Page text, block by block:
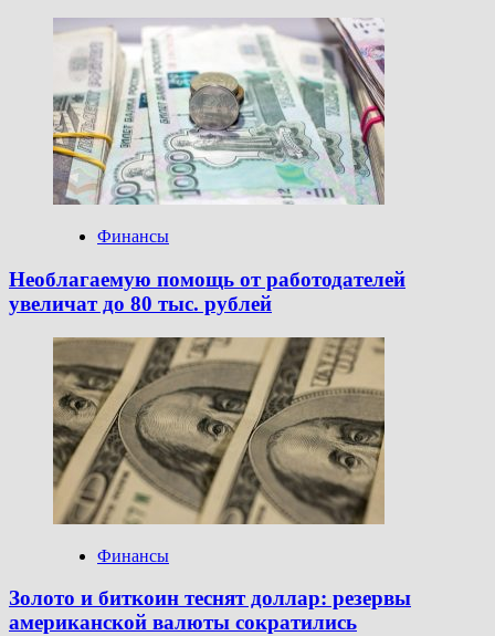
Финансы
Необлагаемую помощь от работодателей
увеличат до 80 тыс. рублей
Финансы
Золото и биткоин теснят доллар: резервы
американской валюты сократились